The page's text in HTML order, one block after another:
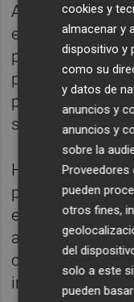
A partir de ahí,
establecer "ya"
personas a
público "dentro
pueda producir
seguridad
Ha confiado así
plazo para
empresa y
administrativo
incorporación
cookies y
almacenar y
dispositivo y
como su
y datos de
anuncios y
anuncios y
sobre la
Proveedores
pueden
otros fines,
del
solo a este
pueden